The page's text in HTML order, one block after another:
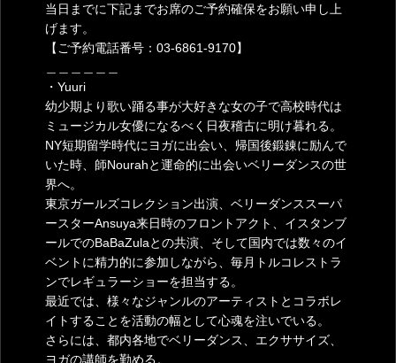
当日までに下記までお席のご予約確保をお願い申し上
げます。
【ご予約電話番号：03-6861-9170】
・Yuuri
幼少期より歌い踊る事が大好きな女の子で高校時代は
ミュージカル女優になるべく日夜稽古に明け暮れる。
NY短期留学時代にヨガに出会い、帰国後鍛錬に励んで
いた時、師Nourahと運命的に出会いベリーダンスの世
界へ。
東京ガールズコレクション出演、ベリーダンススーパ
ースターAnsuya来日時のフロントアクト、イスタンブ
ールでのBaBaZulaとの共演、そして国内では数々のイ
ベントに精力的に参加しながら、毎月トルコレストラ
ンでレギュラーショーを担当する。
最近では、様々なジャンルのアーティストとコラボレ
イトすることを活動の幅として心魂を注いでいる。
さらには、都内各地でベリーダンス、エクササイズ、
ヨガの講師を勤める。